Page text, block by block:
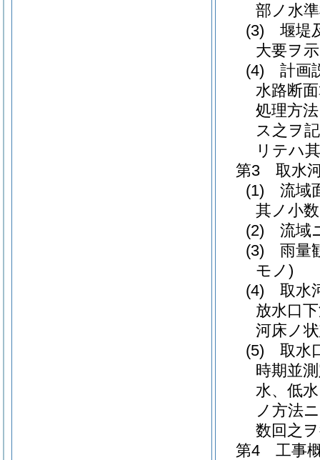
部ノ水
(3) 堰堤
大要ヲ
(4) 計画
水路断
処理方
ス之ヲ
リテハ
第3 取水
(1) 流域
其ノ小
(2) 流域
(3) 雨量
モノ)
(4) 取水
放水口
河床ノ
(5) 取水
時期並
水、低
ノ方法
数回之
第4 工事